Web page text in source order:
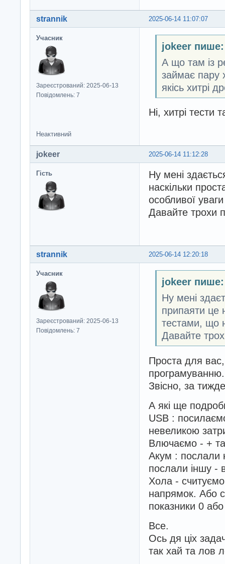
2025-06-14 11:07:07
strannik
Учасник
Зареєстрований: 2025-06-13
Повідомлень: 7
jokeer пише:
А що там із
займає пару
якісь хитрі
Ні, хитрі тести
Неактивний
2025-06-14 11:12:28
jokeer
Гість
Ну мені
наскільки
особливої
Давайте трохи
2025-06-14 12:20:18
strannik
Учасник
Зареєстрований: 2025-06-13
Повідомлень: 7
jokeer пише:
Ну мені
припаяти це
тестами, що
Давайте
Проста для
програмуванню.
Звісно, за
А які ще
USB :
невеликою
Влючаємо - + та
Акум : послали
послали іншу -
Хола -
напрямок. Або
показники 0
Все.
Ось дя ціх
так хай та лов